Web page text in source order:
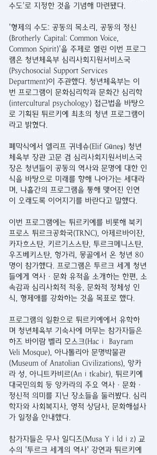
수도'로 지정한 것을 기념해 마련됐다.
'형제의 수도: 공동의 목소리, 공동의 정신
(Brotherly Capital: Common Voice,
Common Spirit)'을 주제로 열린 이번 프로그
램은 청년체육부 심리사회지원서비스국
(Psychosocial Support Services
Department)이 주관했다. 청년체육부는 이
번 프로그램이 문화심리학과 문화간 심리학
(intercultural psychology) 접근법을 바탕으
로 기획된 튀르키예 최초의 청년 프로그램이
라고 밝혔다.
폐막식에서 엘리프 귀네슈(Elif Güneş) 청년
체육부 장관 고문 겸 심리사회지원서비스국
장은 청년들이 공동의 역사와 문명에 대한 인
식을 바탕으로 미래를 향해 나아가는 세대라
며, 나흘간의 프로그램을 통해 맺어진 인연
이 오래도록 이어지기를 바란다고 말했다.
이번 프로그램에는 튀르키예를 비롯해 북키
프로스 튀르크공화국(TRNC), 아제르바이잔,
카자흐스탄, 키르기스스탄, 투르크메니스탄,
우즈베키스탄, 헝가리, 몽골에서 온 청년 80
명이 참가했다. 프로그램은 투르크 세계 청년
들에게 역사·문화 유적을 소개하는 한편, 소
속감과 심리사회적 적응, 문화적 정체성 인
식, 형제애를 강화하는 것을 목표로 했다.
프로그램의 일환으로 튀르키예에서 유학하
며 청년체육부 기숙사에 머무는 참가자들은
하즈 바이람 벨리 모스크(Hacı Bayram
Veli Mosque), 아나톨리아 문명박물관
(Museum of Anatolian Civilizations), 앙카
라 성, 아니트카비르(Anıtkabir), 튀르키예
대국민의회 등 앙카라의 주요 역사·문화·
정신적 의미를 지닌 장소들을 둘러봤다. 심리
학자와 사회복지사, 영적 상담사, 문화해설사
가 일정을 안내했다.
참가자들은 무사 일디즈(Musa Yıldız) 교
수의 '투르크 세계의 역사' 강연과 튀르키예